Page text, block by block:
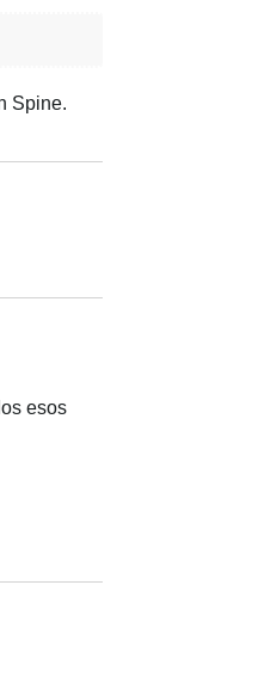
Spine.
esos